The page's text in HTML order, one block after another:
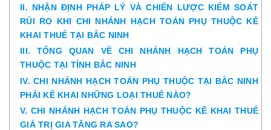
II. NHẬN ĐỊNH PHÁP LÝ VÀ CHIẾN LƯỢC KIỂM SOÁT
RỦI RO KHI CHI NHÁNH HẠCH TOÁN PHỤ THUỘC KÊ
KHAI THUẾ TẠI BẮC NINH
III. TỔNG QUAN VỀ CHI NHÁNH HẠCH TOÁN PHỤ
THUỘC TẠI TỈNH BẮC NINH
IV. CHI NHÁNH HẠCH TOÁN PHỤ THUỘC TẠI BẮC NINH
PHẢI KÊ KHAI NHỮNG LOẠI THUẾ NÀO?
V. CHI NHÁNH HẠCH TOÁN PHỤ THUỘC KÊ KHAI THUẾ
GIÁ TRỊ GIA TĂNG RA SAO?